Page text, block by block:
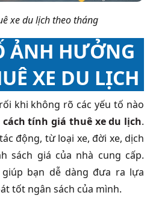
xe du lịch theo tháng
ẢNH HƯỞNG
XE DU LỊCH
khi không rõ các yếu tố nào
cách tính giá thuê xe du lịch.
động, từ loại xe, đời xe, dịch
sách giá của nhà cung cấp.
bạn dễ dàng đưa ra lựa
tốt ngân sách của mình.